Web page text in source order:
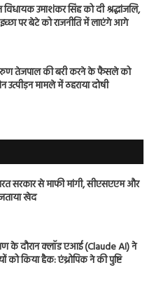
उमाशंकर सिंह को दी श्रद्धांजलि,
पर बेटे को राजनीति में लाएंगे आगे
तरुण तेजपाल की बरी करने के फैसले को
उत्पीड़न मामले में ठहराया दोषी
सरकार से माफी मांगी, सीएसएएम और
खेद
के दौरान क्लॉड एआई (Claude AI) ने
को किया हैक: एंथ्रोपिक ने की पुष्टि